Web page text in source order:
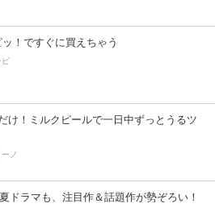
！ですぐに買えちゃう
ピ
け！ミルクピールで一日中ずっとうるツ
ーノ
ドラマも、注目作＆話題作が勢ぞろい！